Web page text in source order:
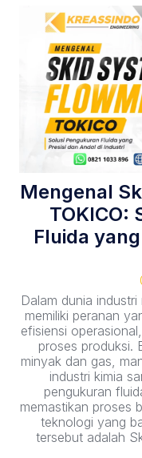
Mengenal
TOKICO:
Fluida
Dalam dunia
memiliki peranan
efisiensi
proses produksi.
minyak dan gas,
industri kimia
pengukuran
memastikan proses
teknologi yang
tersebut adalah